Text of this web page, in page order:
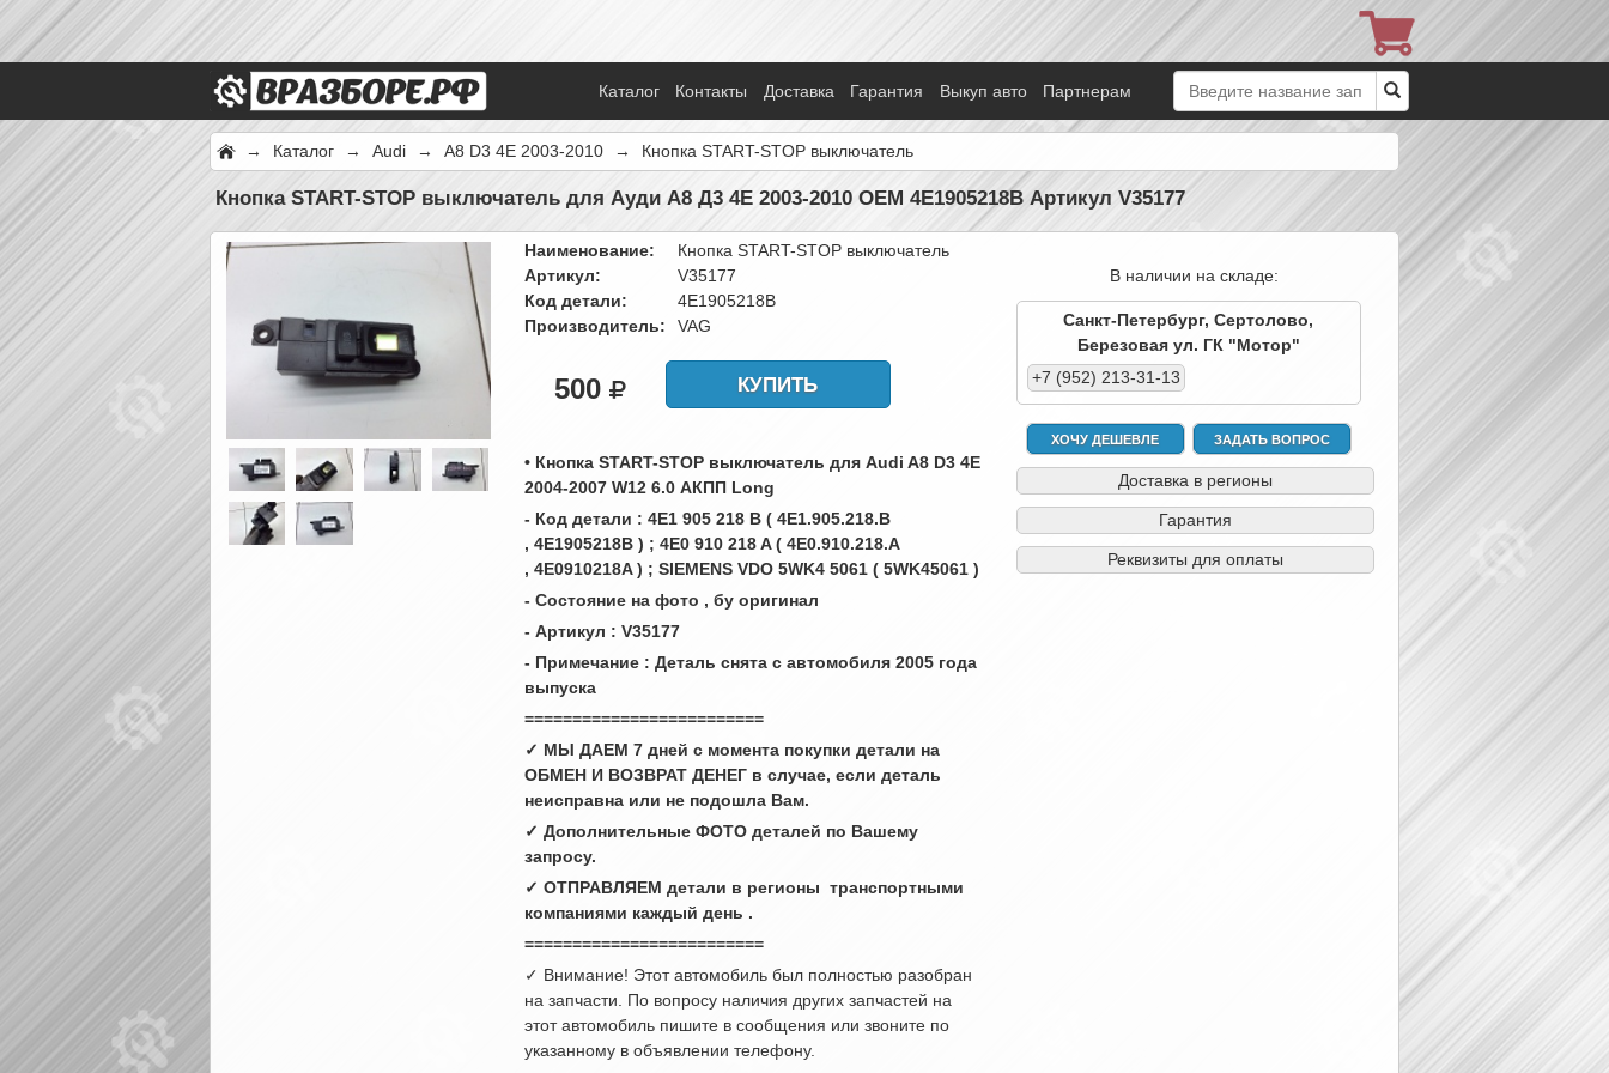
Каталог Контакты Доставка Гарантия Выкуп авто Партнерам
→ Каталог → Audi → A8 D3 4E 2003-2010 → Кнопка START-STOP выключатель
Кнопка START-STOP выключатель для Ауди А8 Д3 4Е 2003-2010 OEM 4E1905218B Артикул V35177
Наименование:
Кнопка START-STOP выключатель
Артикул:
V35177
Код детали:
4E1905218B
Производитель:
VAG
500 КУПИТЬ
• Кнопка START-STOP выключатель для Audi A8 D3 4E
2004-2007 W12 6.0 АКПП Long
- Код детали : 4E1 905 218 B ( 4E1.905.218.B
, 4E1905218B ) ; 4E0 910 218 A ( 4E0.910.218.A
, 4E0910218A ) ; SIEMENS VDO 5WK4 5061 ( 5WK45061 )
- Состояние на фото , бу оригинал
- Артикул : V35177
- Примечание : Деталь снята с автомобиля 2005 года
выпуска
=========================
✓ МЫ ДАЕМ 7 дней с момента покупки детали на
ОБМЕН И ВОЗВРАТ ДЕНЕГ в случае, если деталь
неисправна или не подошла Вам.
✓ Дополнительные ФОТО деталей по Вашему
запросу.
✓ ОТПРАВЛЯЕМ детали в регионы транспортными
компаниями каждый день .
=========================
✓ Внимание! Этот автомобиль был полностью разобран
на запчасти. По вопросу наличия других запчастей на
этот автомобиль пишите в сообщения или звоните по
указанному в объявлении телефону.
В наличии на складе:
Санкт-Петербург, Сертолово,
Березовая ул. ГК "Мотор"
+7 (952) 213-31-13
ХОЧУ ДЕШЕВЛЕ ЗАДАТЬ ВОПРОС
Доставка в регионы
Гарантия
Реквизиты для оплаты